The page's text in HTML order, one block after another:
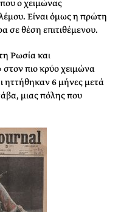
ο χειμώνας
Είναι όμως η πρώτη
σε θέση επιτιθέμενου.
Ρωσία και
πιο κρύο χειμώνα
ηττήθηκαν 6 μήνες μετά
μιας πόλης που